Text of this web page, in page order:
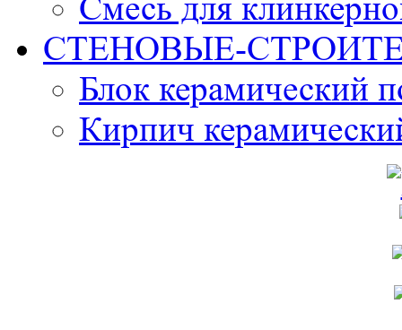
Смесь для
СТЕНОВЫЕ-
Блок керамический
Кирпич